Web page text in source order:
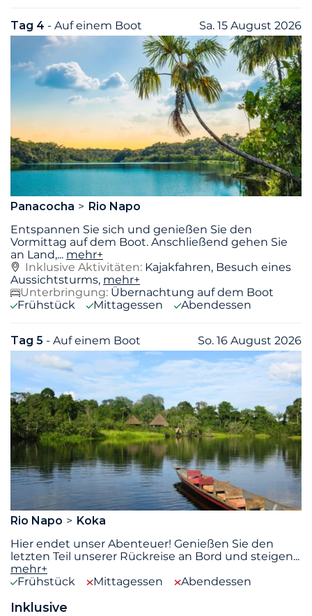
Tag 4 - Auf einem Boot Sa. 15 August 2026
Panacocha
Rio Napo
Entspannen Sie sich und genießen Sie den
Vormittag auf dem Boot. Anschließend gehen Sie
an Land,... mehr+
Inklusive Aktivitäten: Kajakfahren, Besuch eines
Aussichtsturms, mehr+
Unterbringung: Übernachtung auf dem Boot
Frühstück
Mittagessen Abendessen
Tag 5 - Auf einem Boot So. 16 August 2026
Rio Napo
Koka
Hier endet unser Abenteuer! Genießen Sie den
letzten Teil unserer Rückreise an Bord und steigen...
mehr+
Frühstück
Mittagessen Abendessen
Inklusive